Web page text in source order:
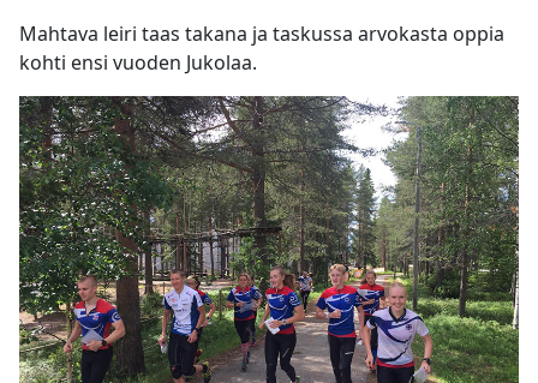
Mahtava leiri taas takana ja taskussa arvokasta oppia
kohti ensi vuoden Jukolaa.